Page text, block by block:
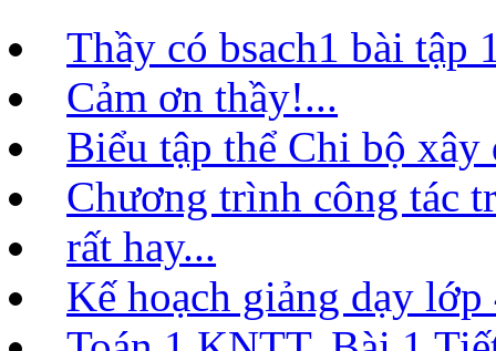
Thầy có bsach1 bài tập
Cảm ơn thầy!...
Biểu tập thể Chi bộ
Chương trình công tác
rất hay...
Kế hoạch giảng dạy